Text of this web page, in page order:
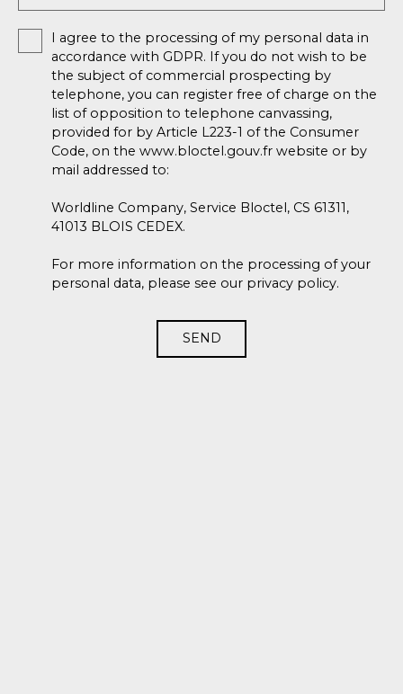
I agree to the processing of my personal data in
accordance with GDPR. If you do not wish to be
the subject of commercial prospecting by
telephone, you can register free of charge on the
list of opposition to telephone canvassing,
provided for by Article L223-1 of the Consumer
Code, on the www.bloctel.gouv.fr website or by
mail addressed to:
Worldline Company, Service Bloctel, CS 61311,
41013 BLOIS CEDEX.
For more information on the processing of your
personal data, please see our privacy policy.
SEND